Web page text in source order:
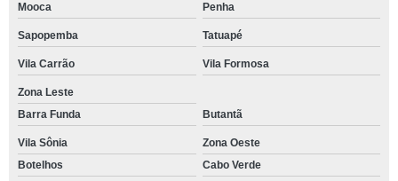
Mooca Penha
Sapopemba Tatuapé
Vila Carrão Vila Formosa
Zona Leste
Barra Funda
Butantã
Vila Sônia
Zona Oeste
Botelhos
Cabo Verde